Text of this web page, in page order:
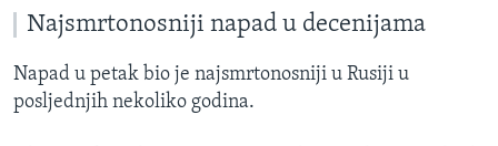
Najsmrtonosniji napad u decenijama
Napad u petak bio je najsmrtonosniji u Rusiji u
posljednjih nekoliko godina.